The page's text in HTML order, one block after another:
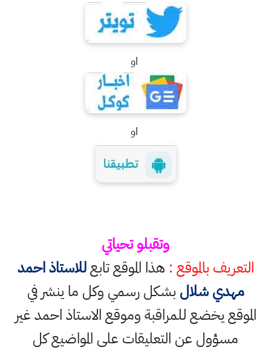
او
او
وتقبلو تحياتي
التعريف بالموقع : هذا الموقع تابعللاستاذ احمد
مهدي شلال بشكل رسمي وكل ما ينشر في
الموقع يخضع للمراقبة وموقع الاستاذ احمد غير
مسؤول عن التعليقات على المواضيع كل